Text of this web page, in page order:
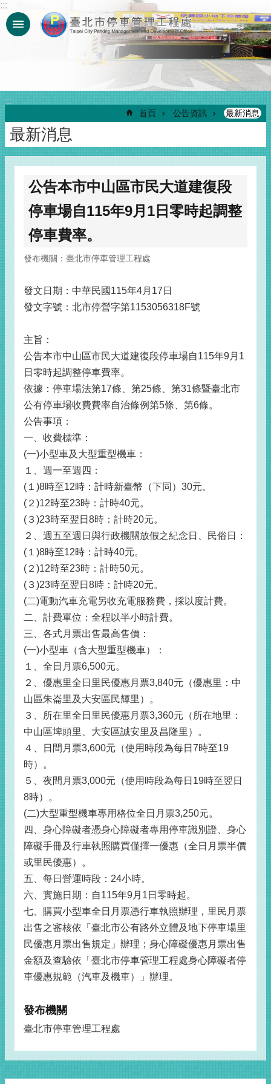
跳到主要內容區塊
:::
:::
首頁 公告資訊 最新消息
最新消息
公告本市中山區市民大道建復段
停車場自115年9月1日零時起調整
停車費率。
發布機關：臺北市停車管理工程處
發文日期：中華民國115年4月17日
發文字號：北市停營字第1153056318F號
主旨：
公告本市中山區市民大道建復段停車場自115年9月1
日零時起調整停車費率。
依據：停車場法第17條、第25條、第31條暨臺北市
公有停車場收費費率自治條例第5條、第6條。
公告事項：
一、收費標準：
(一)小型車及大型重型機車：
１、週一至週四：
(１)8時至12時：計時新臺幣（下同）30元。
(２)12時至23時：計時40元。
(３)23時至翌日8時：計時20元。
２、週五至週日與行政機關放假之紀念日、民俗日：
(１)8時至12時：計時40元。
(２)12時至23時：計時50元。
(３)23時至翌日8時：計時20元。
(二)電動汽車充電另收充電服務費，採以度計費。
二、計費單位：全程以半小時計費。
三、各式月票出售最高售價：
(一)小型車（含大型重型機車）：
１、全日月票6,500元。
２、優惠里全日里民優惠月票3,840元（優惠里：中
山區朱崙里及大安區民輝里）。
３、所在里全日里民優惠月票3,360元（所在地里：
中山區埤頭里、大安區誠安里及昌隆里）。
４、日間月票3,600元（使用時段為每日7時至19
時）。
５、夜間月票3,000元（使用時段為每日19時至翌日
8時）。
(二)大型重型機車專用格位全日月票3,250元。
四、身心障礙者憑身心障礙者專用停車識別證、身心
障礙手冊及行車執照購買僅擇一優惠（全日月票半價
或里民優惠）。
五、每日營運時段：24小時。
六、實施日期：自115年9月1日零時起。
七、購買小型車全日月票憑行車執照辦理，里民月票
出售之審核依「臺北市公有路外立體及地下停車場里
民優惠月票出售規定」辦理；身心障礙優惠月票出售
金額及查驗依「臺北市停車管理工程處身心障礙者停
車優惠規範（汽車及機車）」辦理。
發布機關
臺北市停車管理工程處